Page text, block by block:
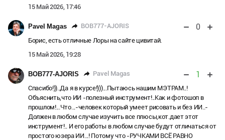
15 Май 2026, 17:46
Pavel Magas BOB777-AJORIS 0
Борис, есть отличные Лоры на сайте цивитай.
15 Май 2026, 19:28
BOB777-AJORIS Pavel Magas 1
Спасибо!))..Да я в курсе!)))...Пытаюсь нашим МЭТРАМ..!
Объяснить,что ИИ -полезный инструмент!..Как и фотошоп в
прошлом!...Что...-человек который умеет рисовать и без ИИ..-
Должен в любом случае изучить все плюсы,кот.дает этот
инструмент!.. И его работы в любом случае будут отличаться от
простого юзера ИИ...! Потому что -РУЧКАМИ ВСЁ РАВНО